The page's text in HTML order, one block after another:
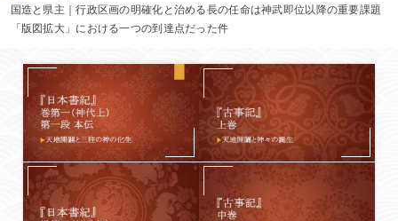
国造と県主｜行政区画の明確化と治める長の任命は神武即位以降の重要課題
「版図拡大」における一つの到達点だった件